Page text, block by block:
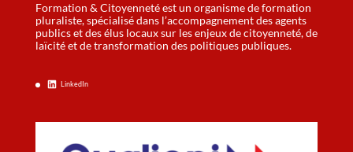
Formation & Citoyenneté est un organisme de formation
pluraliste, spécialisé dans l’accompagnement des agents
publics et des élus locaux sur les enjeux de citoyenneté, de
laïcité et de transformation des politiques publiques.
LinkedIn